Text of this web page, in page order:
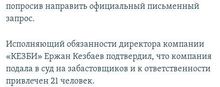
попросив направить официальный письменный
запрос.
Исполняющий обязанности директора компании
«КЕЗБИ» Ержан Кезбаев подтвердил, что компания
подала в суд на забастовщиков и к ответственности
привлечен 21 человек.